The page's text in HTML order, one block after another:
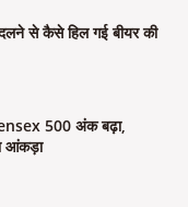
से कैसे हिल गई बीयर की
500 अंक बढ़ा,
आंकड़ा